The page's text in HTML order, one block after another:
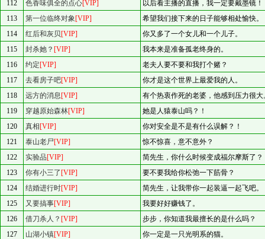
112
色香味俱全的点心[VIP]
以后看主播的直播，我一定要戴墨镜！
113
第一位临终对象[VIP]
希望我们接下来的日子能够相处愉快。
114
红后和灰贝[VIP]
你又多了一个女儿和一个儿子。
115
封杀她？ [VIP]
我本来是准备孤老终身的。
116
约定[VIP]
老夫人要不要和我打个赌？
117
去看房子吧[VIP]
你才是这个世界上最爱我的人。
118
远方的消息[VIP]
有个热衷作死的老婆，他感到压力很大
119
穿越原始森林[VIP]
她是人猿泰山吗？！
120
真相[VIP]
你对安全是不是有什么误解？！
121
泰山老尸[VIP]
惊不惊喜，意不意外？
122
实验品[VIP]
简先生，你什么时候变成福尔摩斯了？
123
你有小三了 [VIP]
要不要我给你松弛一下筋骨？
124
结婚进行时[VIP]
简先生，让我带你一起装逼一起飞吧。
125
又要搞事[VIP]
我要好好赚钱了。
126
借刀杀人？ [VIP]
步步，你知道我最擅长的是什么吗？
127
山湖小镇[VIP]
你一定是一只光明系的猫。